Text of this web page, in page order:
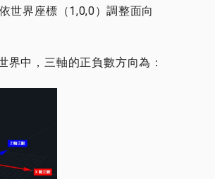
世界座標 （1,0,0）調整面向
界中，三軸的正負數方向為：